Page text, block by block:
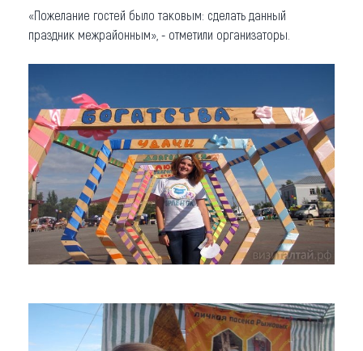
«Пожелание гостей было таковым: сделать данный
праздник межрайонным», - отметили организаторы.